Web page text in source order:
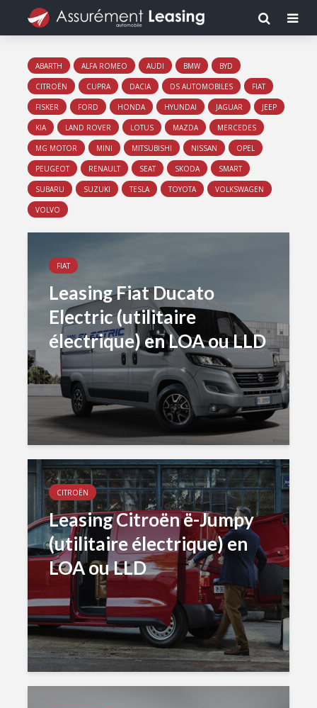
ABARTH ALFA ROMEO AUDI BMW BYD
CITROËN CUPRA DACIA DS AUTOMOBILES FIAT
FISKER FORD HONDA HYUNDAI JAGUAR JEEP
KIA LAND ROVER LOTUS MAZDA MERCEDES
MG MOTOR MINI MITSUBISHI NISSAN OPEL
PEUGEOT RENAULT SEAT SKODA SMART
SUBARU SUZUKI TESLA TOYOTA VOLKSWAGEN
VOLVO
FIAT
Leasing Fiat Ducato
Electric (utilitaire
électrique) en LOA ou LLD
CITROËN
Leasing Citroën ë-Jumpy
(utilitaire électrique) en
LOA ou LLD